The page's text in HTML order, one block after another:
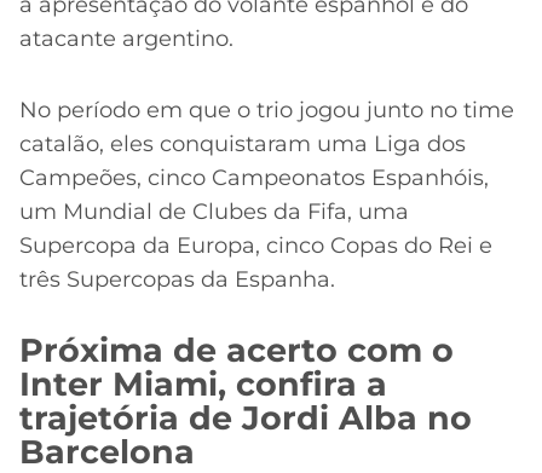
a apresentação do volante espanhol e do
atacante argentino.
No período em que o trio jogou junto no time
catalão, eles conquistaram uma Liga dos
Campeões, cinco Campeonatos Espanhóis,
um Mundial de Clubes da Fifa, uma
Supercopa da Europa, cinco Copas do Rei e
três Supercopas da Espanha.
Próxima de acerto com o
Inter Miami, confira a
trajetória de Jordi Alba no
Barcelona